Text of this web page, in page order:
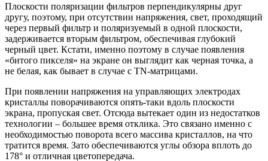
Плоскости поляризации фильтров перпендикулярны друг
другу, поэтому, при отсутствии напряжения, свет, проходящий
через первый фильтр и поляризуемый в одной плоскости,
задерживается вторым фильтром, обеспечивая глубокий
черный цвет. Кстати, именно поэтому в случае появления
«битого пикселя» на экране он выглядит как черная точка, а
не белая, как бывает в случае с TN-матрицами.
При появлении напряжения на управляющих электродах
кристаллы поворачиваются опять-таки вдоль плоскости
экрана, пропуская свет. Отсюда вытекает один из недостатков
технологии – большее время отклика. Это связано именно с
необходимостью поворота всего массива кристаллов, на что
тратится время. Зато обеспечиваются углы обзора вплоть до
178° и отличная цветопередача.